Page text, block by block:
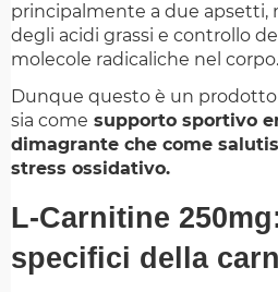
principalmente a due apsetti,
degli acidi grassi e controllo
molecole radicaliche nel corpo.
Dunque questo è un
sia come supporto sportivo
dimagrante che come
stress ossidativo.
L-Carnitine
specifici della